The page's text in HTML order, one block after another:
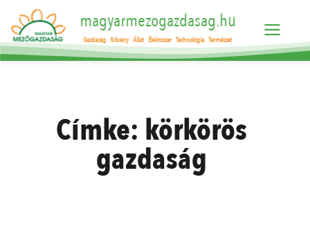
magyarmezogazdasag.hu
Gazdaság Növény Állat Élelmiszer Technológia Természet
Címke: körkörös
gazdaság